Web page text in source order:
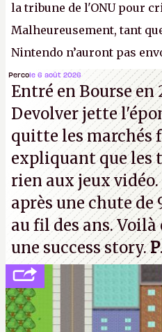
la tribune de l'ONU pour
Malheureusement, tant
Nintendo n’auront pas
la mort judiciaires pour
strike à tour de bras,
d'étaler sa confiture
souvenirs d'enfance.P.
Percole 6 août 2026
Entré en Bourse en
Devolver jette
quitte les marchés
expliquant que les
rien aux jeux
après une chute de
au fil des ans.
une success story.P